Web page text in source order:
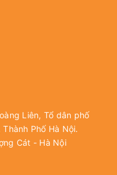
Liên, Tổ dân phố
Phố Hà Nội.
Cát - Hà Nội